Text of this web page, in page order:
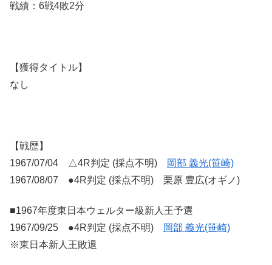
戦績：6戦4敗2分
【獲得タイトル】
なし
【戦歴】
1967/07/04 △4R判定 (採点不明)
岡部 義光(笹崎)
1967/08/07 ●4R判定 (採点不明) 栗原 豊広(オギノ)
■1967年度東日本ウェルター級新人王予選
1967/09/25 ●4R判定 (採点不明)
岡部 義光(笹崎)
※東日本新人王敗退